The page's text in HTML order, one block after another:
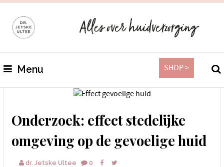
Menu SHOP >
Onderzoek: effect stedelijke
omgeving op de gevoelige huid
dr. Jetske Ultee 0